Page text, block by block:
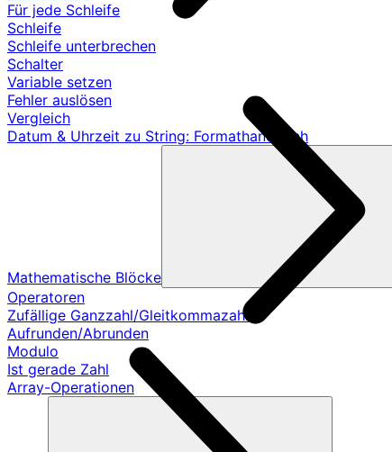
Für jede Schleife
Schleife
Schleife unterbrechen
Schalter
Variable setzen
Fehler auslösen
Vergleich
Datum & Uhrzeit zu String: Formathandbuch
Mathematische Blöcke
Operatoren
Zufällige Ganzzahl/Gleitkommazahl
Aufrunden/Abrunden
Modulo
Ist gerade Zahl
Array-Operationen